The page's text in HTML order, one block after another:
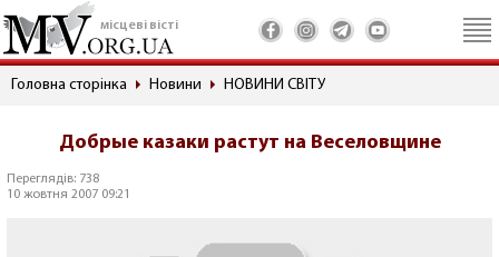
місцеві вісті
Головна сторінка Новини НОВИНИ СВІТУ
Добрые казаки растут на Веселовщине
Переглядів: 738
10 жовтня 2007 09:21